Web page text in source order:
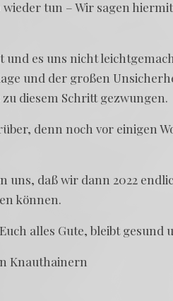
tun – Wir sagen
und es uns nicht
und der gro­ßen
die­sem Schritt gezwungen.
denn noch vor eini­gen
uns, daß wir dann 2022
können.
alles Gute, bleibt gesund
Knauthainern